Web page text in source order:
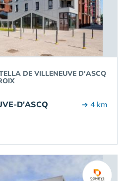
DE VILLENEUVE D'ASCQ
D'ASCQ ➔ 4 km